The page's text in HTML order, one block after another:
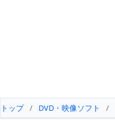
トップ / DVD・映像ソフト /